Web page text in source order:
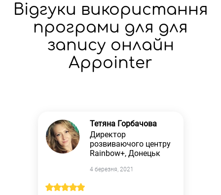
Відгуки використання
програми для для
запису онлайн
Appointer
Тетяна Горбачова
Директор
розвиваючого центру
Rainbow+, Донецьк
4 березня, 2021